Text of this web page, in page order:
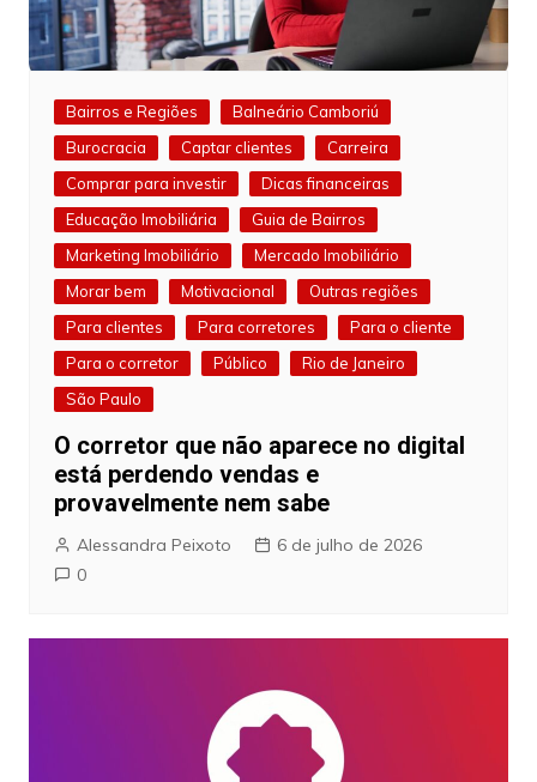
Bairros e Regiões
Balneário Camboriú
Burocracia
Captar clientes
Carreira
Comprar para investir
Dicas financeiras
Educação Imobiliária
Guia de Bairros
Marketing Imobiliário
Mercado Imobiliário
Morar bem
Motivacional
Outras regiões
Para clientes
Para corretores
Para o cliente
Para o corretor
Público
Rio de Janeiro
São Paulo
O corretor que não aparece no digital
está perdendo vendas e
provavelmente nem sabe
Alessandra Peixoto
6 de julho de 2026
0